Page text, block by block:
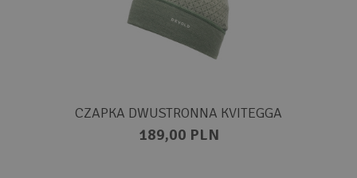
CZAPKA DWUSTRONNA KVITEGGA
189,00 PLN